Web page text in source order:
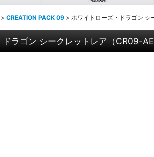
> CREATION PACK 09 > ホワイトローズ・ドラゴン
ドラゴン シークレットレア（CR09-